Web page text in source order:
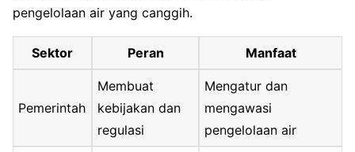
pengelolaan air yang canggih.
Sektor Peran Manfaat
Pemerintah
Membuat
kebijakan dan
regulasi
Mengatur dan
mengawasi
pengelolaan air